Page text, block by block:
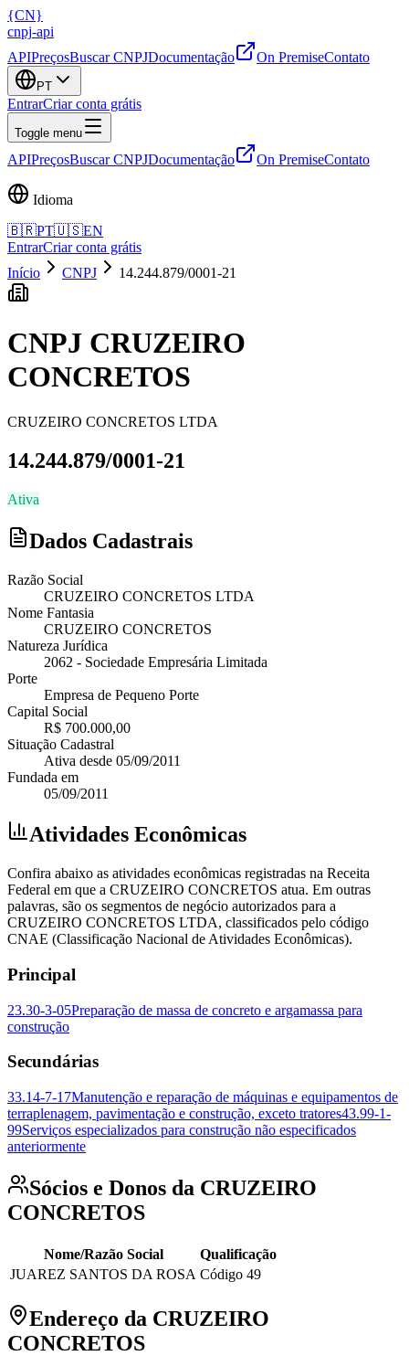
{CN}
cnpj-api
APIPreçosBuscar CNPJDocumentação On PremiseContato
PT
EntrarCriar conta grátis
Toggle menu
APIPreçosBuscar CNPJDocumentação On PremiseContato
Idioma
🇧🇷PT🇺🇸EN
EntrarCriar conta grátis
Início
CNPJ 14.244.879/0001-21
CNPJ CRUZEIRO
CONCRETOS
CRUZEIRO CONCRETOS LTDA
14.244.879/0001-21
Ativa
Dados Cadastrais
Razão Social
CRUZEIRO CONCRETOS LTDA
Nome Fantasia
CRUZEIRO CONCRETOS
Natureza Jurídica
2062 - Sociedade Empresária Limitada
Porte
Empresa de Pequeno Porte
Capital Social
R$ 700.000,00
Situação Cadastral
Ativa desde 05/09/2011
Fundada em
05/09/2011
Atividades Econômicas
Confira abaixo as atividades econômicas registradas na Receita
Federal em que a CRUZEIRO CONCRETOS atua. Em outras
palavras, são os segmentos de negócio autorizados para a
CRUZEIRO CONCRETOS LTDA, classificados pelo código
CNAE (Classificação Nacional de Atividades Econômicas).
Principal
23.30-3-05Preparação de massa de concreto e argamassa para
construção
Secundárias
33.14-7-17Manutenção e reparação de máquinas e equipamentos de
terraplenagem, pavimentação e construção, exceto tratores43.99-1-
99Serviços especializados para construção não especificados
anteriormente
Sócios e Donos da CRUZEIRO
CONCRETOS
Nome/Razão Social
Qualificação
JUAREZ SANTOS DA ROSA Código 49
Endereço da CRUZEIRO
CONCRETOS